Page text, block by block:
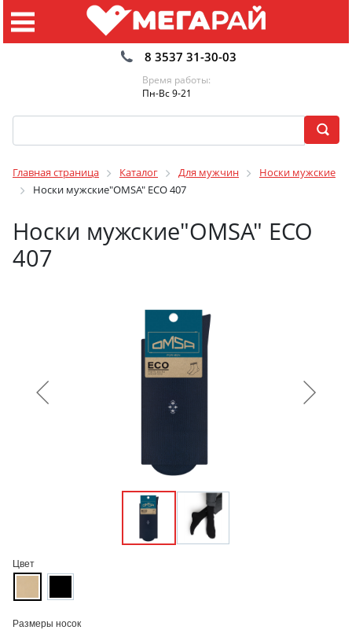
8 3537 31-30-03
Время работы:
Пн-Вс 9-21
Главная страница Каталог Для мужчин
Носки мужские
Носки мужские"OMSA" ECO 407
Носки мужские"OMSA" ECO
407
Цвет
Размеры носок